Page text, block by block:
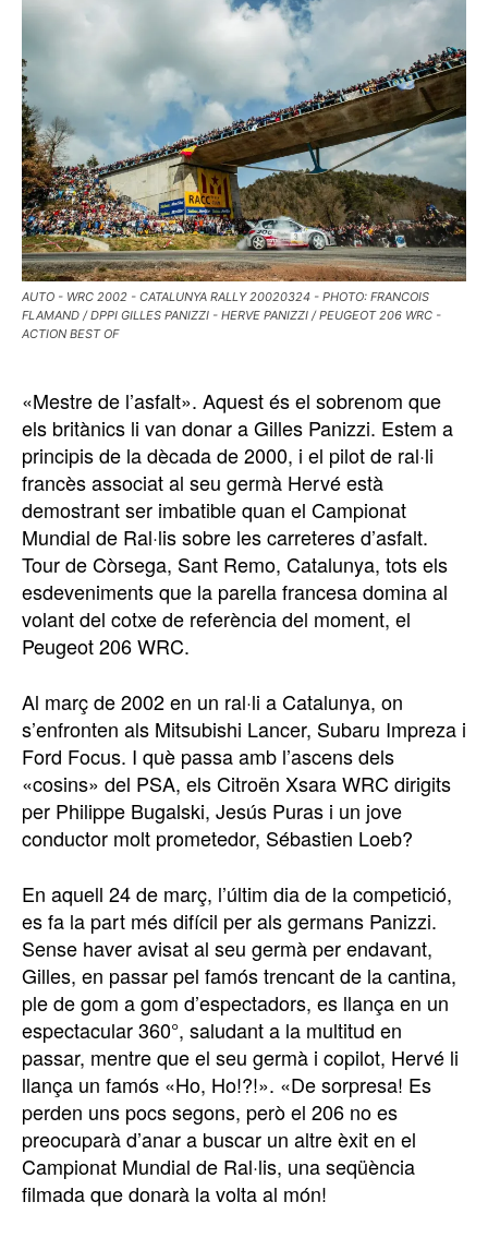
AUTO - WRC 2002 - CATALUNYA RALLY 20020324 - PHOTO: FRANCOIS
FLAMAND / DPPI GILLES PANIZZI - HERVE PANIZZI / PEUGEOT 206 WRC -
ACTION BEST OF
«Mestre de l’asfalt». Aquest és el sobrenom que
els britànics li van donar a Gilles Panizzi. Estem a
principis de la dècada de 2000, i el pilot de ral·li
francès associat al seu germà Hervé està
demostrant ser imbatible quan el Campionat
Mundial de Ral·lis sobre les carreteres d’asfalt.
Tour de Còrsega, Sant Remo, Catalunya, tots els
esdeveniments que la parella francesa domina al
volant del cotxe de referència del moment, el
Peugeot 206 WRC.
Al març de 2002 en un ral·li a Catalunya, on
s’enfronten als Mitsubishi Lancer, Subaru Impreza i
Ford Focus. I què passa amb l’ascens dels
«cosins» del PSA, els Citroën Xsara WRC dirigits
per Philippe Bugalski, Jesús Puras i un jove
conductor molt prometedor, Sébastien Loeb?
En aquell 24 de març, l’últim dia de la competició,
es fa la part més difícil per als germans Panizzi.
Sense haver avisat al seu germà per endavant,
Gilles, en passar pel famós trencant de la cantina,
ple de gom a gom d’espectadors, es llança en un
espectacular 360°, saludant a la multitud en
passar, mentre que el seu germà i copilot, Hervé li
llança un famós «Ho, Ho!?!». «De sorpresa! Es
perden uns pocs segons, però el 206 no es
preocuparà d’anar a buscar un altre èxit en el
Campionat Mundial de Ral·lis, una seqüència
filmada que donarà la volta al món!